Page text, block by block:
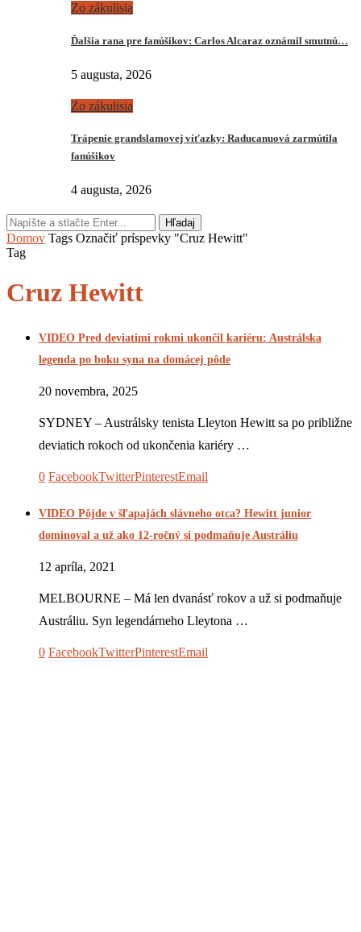
Zo zákulisia
Ďalšia rana pre fanúšikov: Carlos Alcaraz oznámil smutnú…
5 augusta, 2026
Zo zákulisia
Trápenie grandslamovej víťazky: Raducanuová zarmútila
fanúšikov
4 augusta, 2026
Hľadaj
Domov Tags Označiť príspevky "Cruz Hewitt"
Tag
Cruz Hewitt
VIDEO Pred deviatimi rokmi ukončil kariéru: Austrálska
legenda po boku syna na domácej pôde
20 novembra, 2025
SYDNEY – Austrálsky tenista Lleyton Hewitt sa po približne
deviatich rokoch od ukončenia kariéry …
0 FacebookTwitterPinterestEmail
VIDEO Pôjde v šľapajách slávneho otca? Hewitt junior
dominoval a už ako 12-ročný si podmaňuje Austráliu
12 apríla, 2021
MELBOURNE – Má len dvanásť rokov a už si podmaňuje
Austráliu. Syn legendárneho Lleytona …
0 FacebookTwitterPinterestEmail